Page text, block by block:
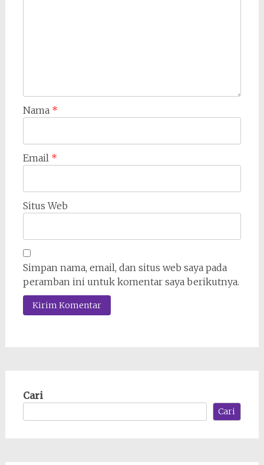
Nama *
Email *
Situs Web
Simpan nama, email, dan situs web saya pada
peramban ini untuk komentar saya berikutnya.
Cari
Cari